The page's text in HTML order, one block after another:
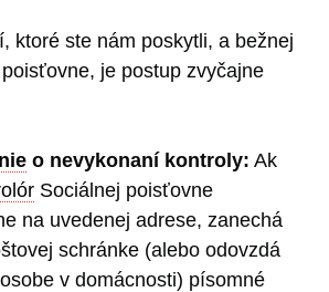
ktoré ste nám poskytli, a bežnej
je postup zvyčajne
o nevykonaní kontroly: Ak
Sociálnej poisťovne
na uvedenej adrese, zanechá
schránke (alebo odovzdá
v domácnosti) písomné